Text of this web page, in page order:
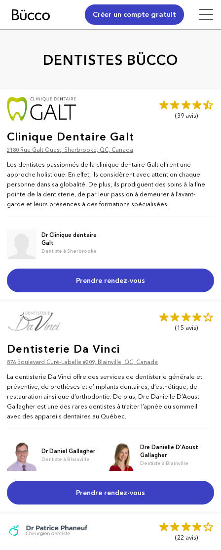
Créer un compte gratuit
DENTISTES BÜCCO
(39avis)
Clinique Dentaire Galt
2180 Rue Galt Ouest, Sherbrooke, QC, Canada
Les dentistes passionnés de la clinique dentaire Galt offrent une
approche holistique. En effet, ils considèrent avec attention chaque
personne dans sa globalité. De plus, ils prodiguent des soins à la fine
pointe de la dentisterie, de par leur passion à demeurer à l’avant-
garde et leurs présences à des formations spécialisées.
Dr Clinique dentaire
Galt
Dentiste à Sherbrooke
Prendre rendez-vous
(15 avis)
Dentisterie Da Vinci
876 Boulevard Curé-Labelle #209, Blainville, QC, Canada
La dentisterie Da Vinci offre des services de dentisterie générale et
préventive, de prothèses et d’implants dentaires, d’esthétique, de
restauration ainsi que d’orthodontie. De plus, Dre Danielle D’Aoust
Gallagher est une des rares dentistes à traiter l’apnée du sommeil
avec des appareils dentaires au Québec.
Dr Daniel Gallagher
Dentiste à Blainville
Dre Danielle D'Aoust
Gallagher
Dentiste à Blainville
Prendre rendez-vous
(22 avis)